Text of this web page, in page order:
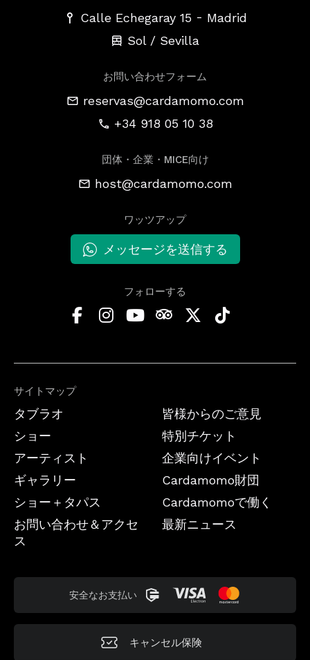
サイトマップ
タブラオ
ショー
アーティスト
ギャラリー
ショー＋タパス
お問い合わせ＆アクセ
ス
皆様からのご意見
特別チケット
企業向けイベント
Cardamomo財団
Cardamomoで働く
最新ニュース
Calle Echegaray 15 - Madrid
Sol / Sevilla
お問い合わせフォーム
reservas@cardamomo.com
+34 918 05 10 38
団体・企業・MICE向け
host@cardamomo.com
ワッツアップ
メッセージを送信する
フォローする
安全なお支払い
キャンセル保険